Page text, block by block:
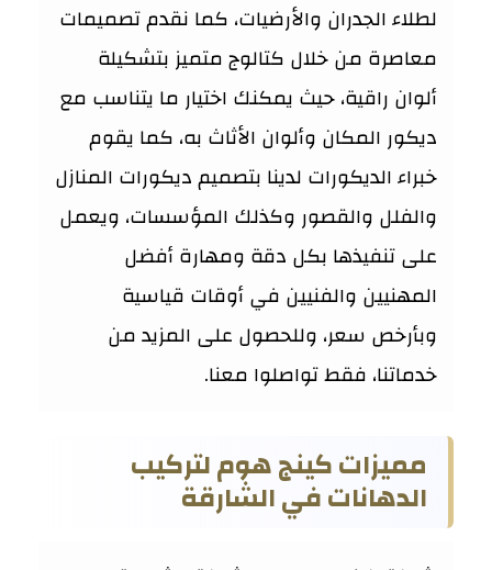
لطلاء الجدران والأرضيات، كما نقدم تصميمات
معاصرة من خلال كتالوج متميز بتشكيلة
ألوان راقية، حيث يمكنك اختيار ما يتناسب مع
ديكور المكان وألوان الأثاث به، كما يقوم
خبراء الديكورات لدينا بتصميم ديكورات المنازل
والفلل والقصور وكذلك المؤسسات، ويعمل
على تنفيذها بكل دقة ومهارة أفضل
المهنيين والفنيين في أوقات قياسية
وبأرخص سعر، وللحصول على المزيد من
خدماتنا، فقط تواصلوا معنا.
مميزات كينج هوم لتركيب
الدهانات في الشارقة